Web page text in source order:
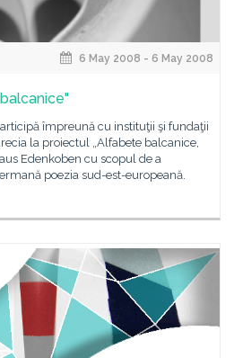
6 May 2008 - 6 May 2008
împreună cu instituţii şi fundaţii
la proiectul „Alfabete balcanice,
Edenkoben cu scopul de a
poezia sud-est-europeană.